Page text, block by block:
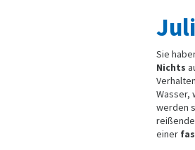
Sie
Nichts
Wasser,
werden
einer